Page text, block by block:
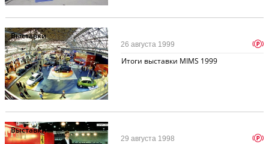
Выставки
Итоги выставки MIMS 1999
26 августа 1999 p
Выставки
29 августа 1998 p